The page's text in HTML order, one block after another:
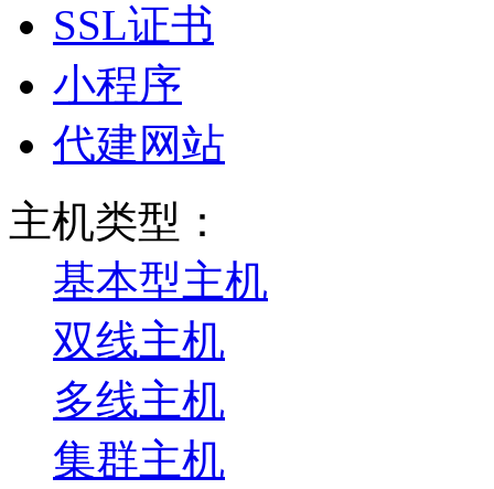
SSL证书
小程序
代建网站
主机类型：
基本型主机
双线主机
多线主机
集群主机